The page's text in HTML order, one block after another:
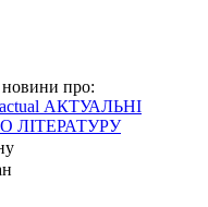
новини про:
АКТУАЛЬНІ
ЛІТЕРАТУРУ